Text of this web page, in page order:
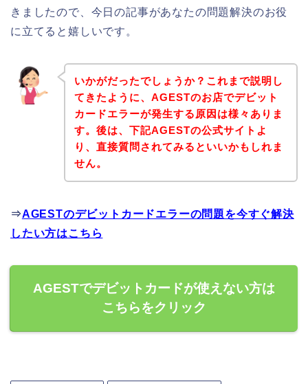
きましたので、今日の記事があなたの問題解決のお役
に立てると嬉しいです。
いかがだったでしょうか？これまで説明し
てきたように、AGESTのお店でデビット
カードエラーが発生する原因は様々ありま
す。後は、下記AGESTの公式サイトよ
り、直接質問されてみるといいかもしれま
せん。
⇒AGESTのデビットカードエラーの問題を今すぐ解決
したい方はこちら
AGESTでデビットカードが使えない方は
こちらをクリック